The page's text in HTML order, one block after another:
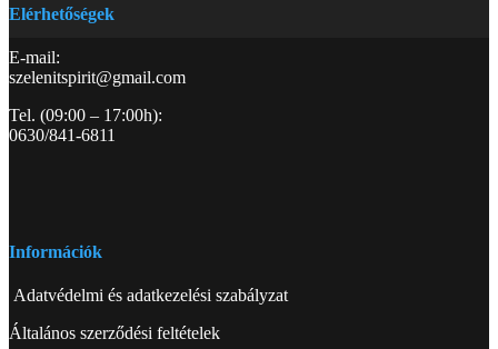
Elérhetőségek
E-mail:
szelenitspirit@gmail.com
Tel. (09:00 – 17:00h):
0630/841-6811
Információk
Adatvédelmi és adatkezelési szabályzat
Általános szerződési feltételek